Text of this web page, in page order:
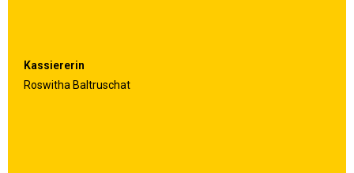
Kassiererin
Roswitha Baltruschat